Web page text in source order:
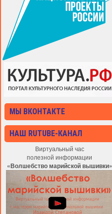
МЫ ВКОНТАКТЕ
НАШ RUTUBE-КАНАЛ
Виртуальный час
полезной информации
«Волшебство марийской вышивки»